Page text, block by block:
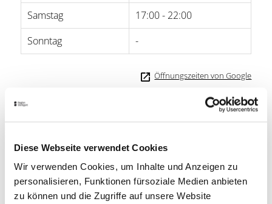
Diese Webseite verwendet Cookies
Wir verwenden Cookies, um Inhalte und Anzeigen zu
personalisieren, Funktionen fürsoziale Medien anbieten
zu können und die Zugriffe auf unsere Website
Samstag
17:00 - 22:00
Sonntag
-
Öffnungszeiten von Google
Lage & Kontakt
Löwenstube
70327 Stuttgart
Telefon:0711/25 25 43 60
Website:www.loewenstube-stuttgart.de